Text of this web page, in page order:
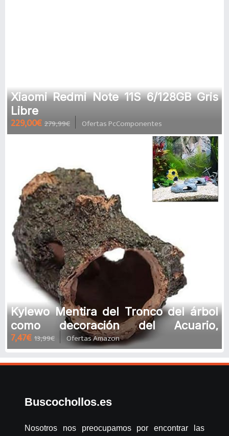
Xiaomi Redmi Note 11S 6/128GB Gris
Libre
229,00€ 279,99€ Ofertas PcComponentes
Kylewo Mentira del Tronco del árbol
como decoración del Acuario,
decoración del Acuario de la Cue
7,47€ 13,99€ Ofertas Amazon
Buscochollos.es
Nosotros nos preocupamos por encontrar las